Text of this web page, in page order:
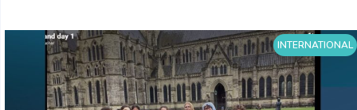
INTERNATIONAL